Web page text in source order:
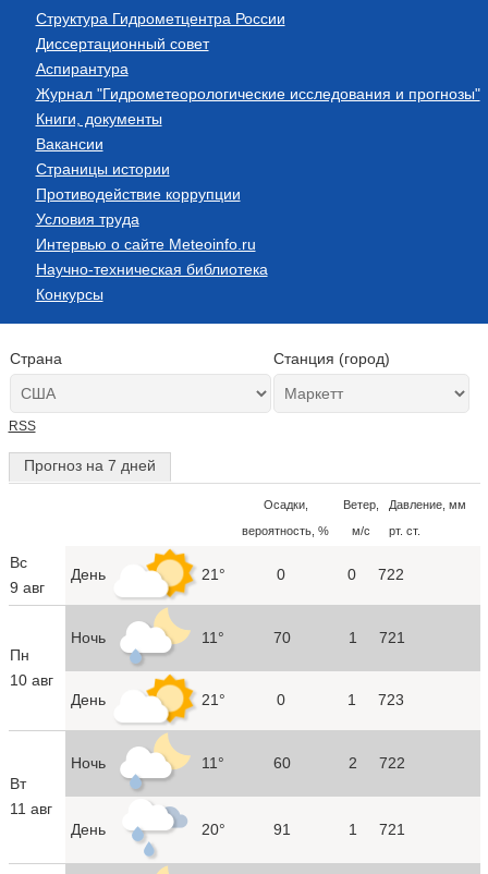
Структура Гидрометцентра России
Диссертационный совет
Аспирантура
Журнал "Гидрометеорологические исследования и прогнозы"
Книги, документы
Вакансии
Страницы истории
Противодействие коррупции
Условия труда
Интервью о сайте Meteoinfo.ru
Научно-техническая библиотека
Конкурсы
Страна Станция (город)
RSS
Прогноз на 7 дней
Осадки,
вероятность, %
Ветер,
м/с
Давление, мм
рт. ст.
Вс
9 авг
День 21° 0 0 722
Пн
10 авг
Ночь 11° 70 1 721
День 21° 0 1 723
Вт
11 авг
Ночь 11° 60 2 722
День 20° 91 1 721